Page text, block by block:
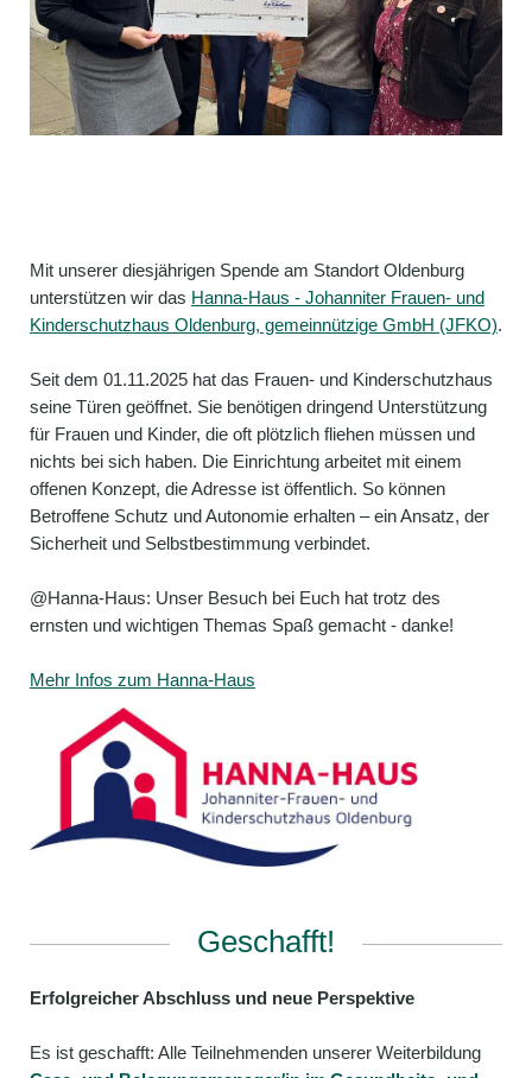
Mit unserer diesjährigen Spende am Standort Oldenburg
unterstützen wir das Hanna-Haus - Johanniter Frauen- und
Kinderschutzhaus Oldenburg, gemeinnützige GmbH (JFKO).
Seit dem 01.11.2025 hat das Frauen- und Kinderschutzhaus
seine Türen geöffnet. Sie benötigen dringend Unterstützung
für Frauen und Kinder, die oft plötzlich fliehen müssen und
nichts bei sich haben. Die Einrichtung arbeitet mit einem
offenen Konzept, die Adresse ist öffentlich. So können
Betroffene Schutz und Autonomie erhalten – ein Ansatz, der
Sicherheit und Selbstbestimmung verbindet.
@Hanna-Haus: Unser Besuch bei Euch hat trotz des
ernsten und wichtigen Themas Spaß gemacht - danke!
Mehr Infos zum Hanna-Haus
Geschafft!
Erfolgreicher Abschluss und neue Perspektive
Es ist geschafft: Alle Teilnehmenden unserer Weiterbildung